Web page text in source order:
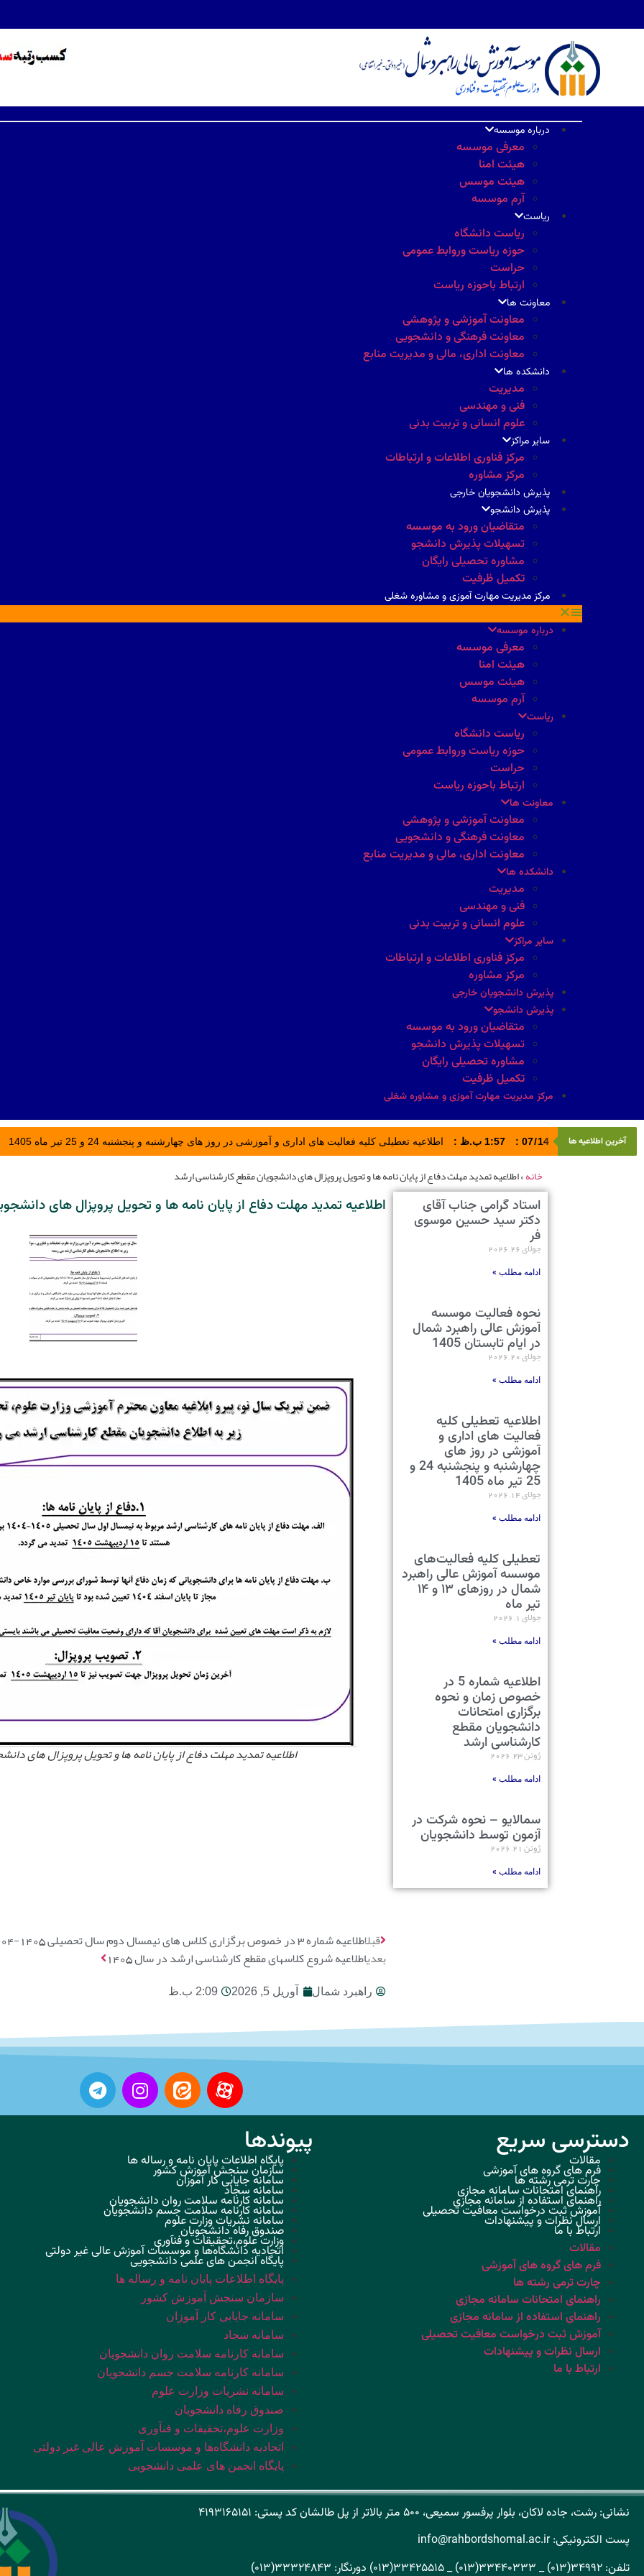
درباره موسسه
معرفی موسسه
هیئت امنا
هیئت موسس
آرم موسسه
ریاست
ریاست دانشگاه
حوزه ریاست وروابط عمومی
حراست
ارتباط باحوزه ریاست
معاونت ها
معاونت آموزشی و پژوهشی
معاونت فرهنگی و دانشجویی
معاونت اداری، مالی و مدیریت منابع
دانشکده ها
مدیریت
فنی و مهندسی
علوم انسانی و تربیت بدنی
سایر مراکز
مرکز فناوری اطلاعات و ارتباطات
مرکز مشاوره
پذیرش دانشجویان خارجی
پذیرش دانشجو
متقاضیان ورود به موسسه
تسهیلات پذیرش دانشجو
مشاوره تحصیلی رایگان
تکمیل ظرفیت
مرکز مدیریت مهارت آموزی و مشاوره شغلی
درباره موسسه
معرفی موسسه
هیئت امنا
هیئت موسس
آرم موسسه
ریاست
ریاست دانشگاه
حوزه ریاست وروابط عمومی
حراست
ارتباط باحوزه ریاست
معاونت ها
معاونت آموزشی و پژوهشی
معاونت فرهنگی و دانشجویی
معاونت اداری، مالی و مدیریت منابع
دانشکده ها
مدیریت
فنی و مهندسی
علوم انسانی و تربیت بدنی
سایر مراکز
مرکز فناوری اطلاعات و ارتباطات
مرکز مشاوره
پذیرش دانشجویان خارجی
پذیرش دانشجو
متقاضیان ورود به موسسه
تسهیلات پذیرش دانشجو
مشاوره تحصیلی رایگان
تکمیل ظرفیت
مرکز مدیریت مهارت آموزی و مشاوره شغلی
آخرین اطلاعیه ها 14
/
07
: 1:57 ب.ظ : اطلاعیه تعطیلی کلیه فعالیت های اداری و آموزشی در روز های چهارشنبه و پنجشنبه 24 و 25 تیر ماه 1405
خانه»اطلاعیه تمدید مهلت دفاع از پایان نامه ها و تحویل پروپزال های دانشجویان مقطع کارشناسی ارشد
استاد گرامی جناب آقای
دکتر سید حسین موسوی
فر
جولای 26, 2026
ادامه مطلب »
نحوه فعالیت موسسه
آموزش عالی راهبرد شمال
در ایام تابستان 1405
جولای 20, 2026
ادامه مطلب »
اطلاعیه تعطیلی کلیه
فعالیت های اداری و
آموزشی در روز های
چهارشنبه و پنجشنبه 24 و
25 تیر ماه 1405
جولای 14, 2026
ادامه مطلب »
تعطیلی کلیه فعالیت‌های
موسسه آموزش عالی راهبرد
شمال در روزهای ۱۳ و ۱۴
تیر ماه
جولای 1, 2026
ادامه مطلب »
اطلاعیه شماره 5 در
خصوص زمان و نحوه
برگزاری امتحانات
دانشجویان مقطع
کارشناسی ارشد
ژوئن 23, 2026
ادامه مطلب »
سمالایو – نحوه شرکت در
آزمون توسط دانشجویان
ژوئن 21, 2026
ادامه مطلب »
اطلاعیه تمدید مهلت دفاع از پایان نامه ها و تحویل پروپزال های
اطلاعیه تمدید مهلت دفاع از پایان نامه ها و تحویل پروپزال های
قبلاطلاعیه شماره 3 در خصوص برگزاری کلاس های نیمسال دوم سال تحصیلی 1405-1404
بعدیاطلاعیه شروع کلاسهای مقطع کارشناسی ارشد در سال 1405
راهبرد شمال آوریل 5, 2026 2:09 ب.ظ
دسترسی سریع
مقالات
فرم های گروه های آموزشی
چارت ترمی رشته ها
راهنمای امتحانات سامانه مجازی
راهنمای استفاده از سامانه مجازی
آموزش ثبت درخواست معافیت تحصیلی
ارسال نظرات و پیشنهادات
ارتباط با ما
مقالات
فرم های گروه های آموزشی
چارت ترمی رشته ها
راهنمای امتحانات سامانه مجازی
راهنمای استفاده از سامانه مجازی
آموزش ثبت درخواست معافیت تحصیلی
ارسال نظرات و پیشنهادات
ارتباط با ما
پیوندها
پایگاه اطلاعات پایان نامه و رساله ها
سازمان سنجش آموزش کشور
سامانه جایابی کار آموزان
سامانه سجاد
سامانه کارنامه سلامت روان دانشجویان
سامانه کارنامه سلامت جسم دانشجویان
سامانه نشریات وزارت علوم
صندوق رفاه دانشجویان
وزارت علوم،تحقیقات و فنآوری
اتحادیه دانشگاه‌ها و موسسات آموزش عالی غیر دولتی
پایگاه انجمن های علمی دانشجویی
پایگاه اطلاعات پایان نامه و رساله ها
سازمان سنجش آموزش کشور
سامانه جایابی کار آموزان
سامانه سجاد
سامانه کارنامه سلامت روان دانشجویان
سامانه کارنامه سلامت جسم دانشجویان
سامانه نشریات وزارت علوم
صندوق رفاه دانشجویان
وزارت علوم،تحقیقات و فنآوری
اتحادیه دانشگاه‌ها و موسسات آموزش عالی غیر دولتی
پایگاه انجمن های علمی دانشجویی
نشانی: رشت، جاده لاکان، بلوار پرفسور سمیعی، ۵۰۰ متر بالاتر از پل طالشان کد پستی: ۴۱۹۳۱۶۵۱۵۱
پست الکترونیکی: info@rahbordshomal.ac.ir
تلفن: ۳۴۹۹۲(۰۱۳) _ ۳۳۴۴۰۳۳۳(۰۱۳) _ ۳۳۴۲۵۵۱۵(۰۱۳) دورنگار: ۳۳۳۲۴۸۴۳(۰۱۳)